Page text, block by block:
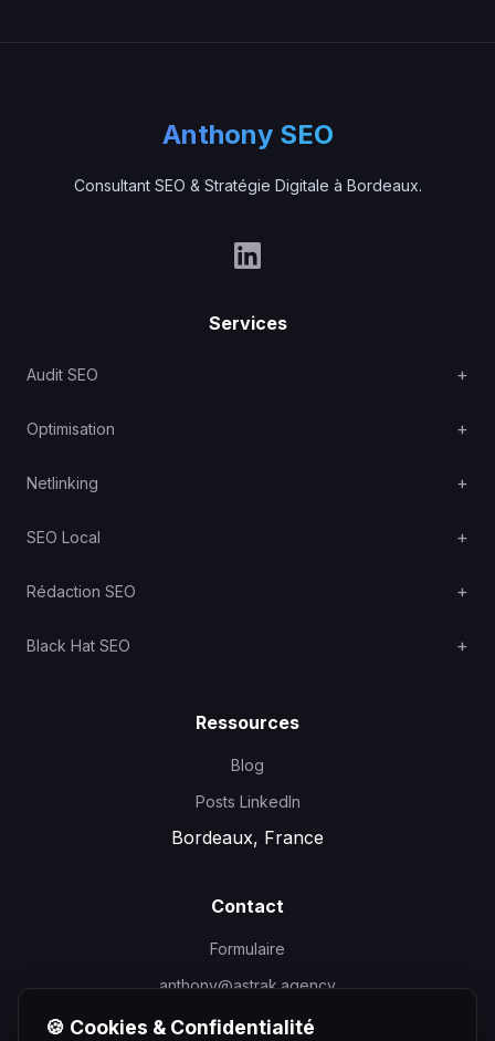
Anthony SEO
Consultant SEO & Stratégie Digitale à Bordeaux.
Services
Audit SEO
Optimisation
Netlinking
SEO Local
Rédaction SEO
Black Hat SEO
Ressources
Blog
Posts LinkedIn
Bordeaux, France
Contact
Formulaire
anthony@astrak.agency
🍪 Cookies & Confidentialité